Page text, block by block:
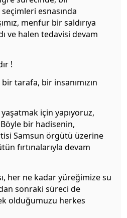
esnasında
menfur bir saldırıya
ve halen tedavisi devam
!
tarafa, bir insanımızın
için yapıyoruz,
bir hadisenin,
Samsun örgütü üzerine
fırtınalarıyla devam
her ne kadar yüreğimize su
sonraki süreci de
olduğumuzu herkes